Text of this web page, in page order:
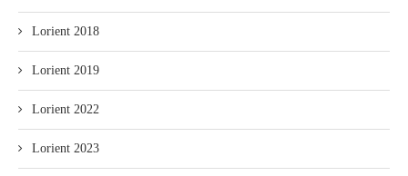
Lorient 2018
Lorient 2019
Lorient 2022
Lorient 2023